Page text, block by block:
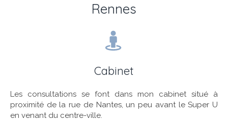
Rennes
Cabinet
Les consultations se font dans mon cabinet situé à
proximité de la rue de Nantes, un peu avant le Super U
en venant du centre-ville.